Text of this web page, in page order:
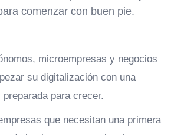
comenzar con buen pie.
microempresas y negocios
su digitalización con una
para crecer.
que necesitan una primera